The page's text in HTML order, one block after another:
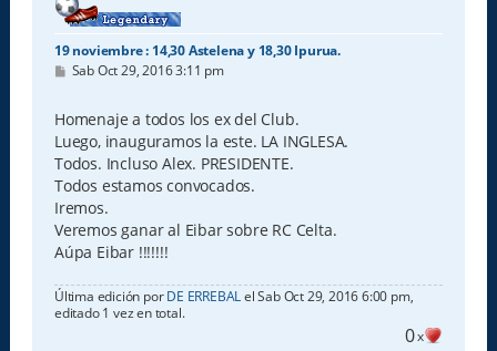
19 noviembre : 14,30 Astelena y 18,30 Ipurua.
M
s
a
j
e
Sab Oct 29, 2016 3:11 pm
Homenaje a todos los ex del Club.
Luego, inauguramos la este. LA INGLESA.
Todos. Incluso Alex. PRESIDENTE.
Todos estamos convocados.
Iremos.
Veremos ganar al Eibar sobre RC Celta.
Aúpa Eibar !!!!!!!
Última edición porDE ERREBALel Sab Oct 29, 2016 6:00 pm,
editado 1 vez en total.
0x